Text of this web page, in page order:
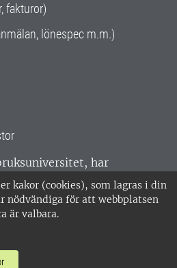
kakor (cookies), som lagras i din
nödvändiga för att webbplatsen
är valbara.
fakturor)
lönespec m.m.)
har
Sverige. Huvudorter är
Umeå.SLU är
ISO 14001. •
202100-2817 •